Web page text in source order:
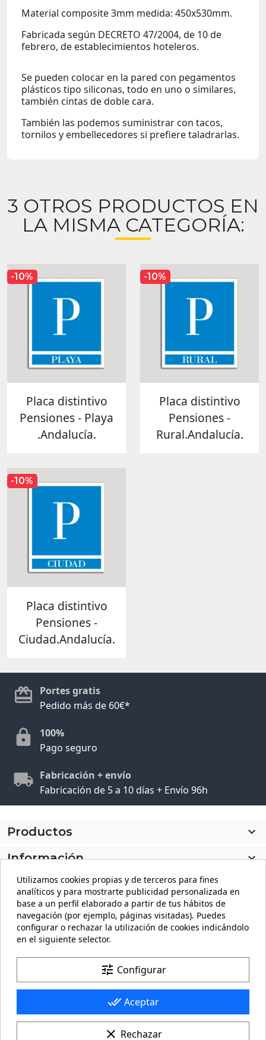
Material composite 3mm medida: 450x530mm.
Fabricada según DECRETO 47/2004, de 10 de
febrero, de establecimientos hoteleros.
Se pueden colocar en la pared con pegamentos
plásticos tipo siliconas, todo en uno o similares,
también cintas de doble cara.
También las podemos suministrar con tacos,
tornilos y embellecedores si prefiere taladrarlas.
3 OTROS PRODUCTOS EN
LA MISMA CATEGORÍA:
Placa distintivo
Pensiones - Playa
.Andalucía.
-10%
Placa distintivo
Pensiones -
Rural.Andalucía.
-10%
Placa distintivo
Pensiones -
Ciudad.Andalucía.
-10%
Portes gratis
Pedido más de 60€*
100%
Pago seguro
Fabricación + envío
Fabricación de 5 a 10 días + Envío 96h
Productos

Información

Mi cuenta
Información de la tienda
Facebook
Utilizamos cookies propias y de terceros para fines
analíticos y para mostrarte publicidad personalizada en
base a un perfil elaborado a partir de tus hábitos de
navegación (por ejemplo, páginas visitadas). Puedes
configurar o rechazar la utilización de cookies indicándolo
en el siguiente selector.
tune Configurar
done_all Aceptar
clear Rechazar